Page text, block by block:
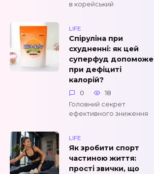
в корейський
LIFE
Спіруліна при
схудненні: як цей
суперфуд допоможе
при дефіциті
калорій?
0
18
Головний секрет
ефективного зниження
LIFE
Як зробити спорт
частиною життя:
прості звички, що